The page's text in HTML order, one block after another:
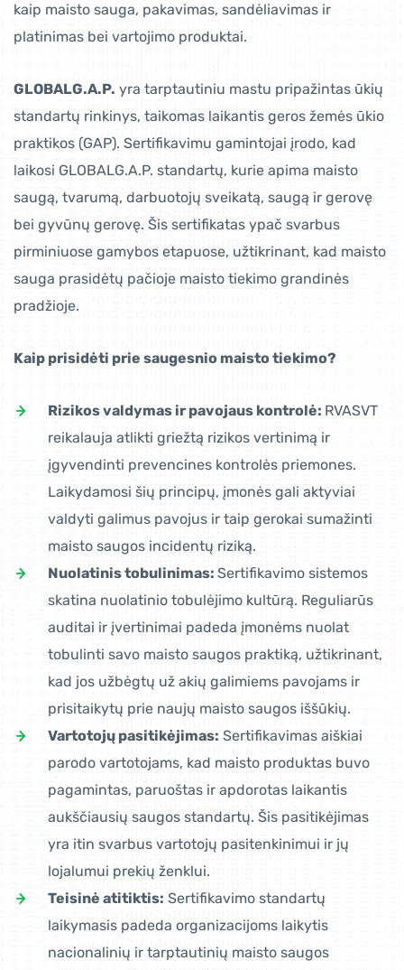
kaip maisto sauga, pakavimas, sandėliavimas ir
platinimas bei vartojimo produktai.
GLOBALG.A.P. yra tarptautiniu mastu pripažintas ūkių
standartų rinkinys, taikomas laikantis geros žemės ūkio
praktikos (GAP). Sertifikavimu gamintojai įrodo, kad
laikosi GLOBALG.A.P. standartų, kurie apima maisto
saugą, tvarumą, darbuotojų sveikatą, saugą ir gerovę
bei gyvūnų gerovę. Šis sertifikatas ypač svarbus
pirminiuose gamybos etapuose, užtikrinant, kad maisto
sauga prasidėtų pačioje maisto tiekimo grandinės
pradžioje.
Kaip prisidėti prie saugesnio maisto tiekimo?
Rizikos valdymas ir pavojaus kontrolė: RVASVT
reikalauja atlikti griežtą rizikos vertinimą ir
įgyvendinti prevencines kontrolės priemones.
Laikydamosi šių principų, įmonės gali aktyviai
valdyti galimus pavojus ir taip gerokai sumažinti
maisto saugos incidentų riziką.
Nuolatinis tobulinimas: Sertifikavimo sistemos
skatina nuolatinio tobulėjimo kultūrą. Reguliarūs
auditai ir įvertinimai padeda įmonėms nuolat
tobulinti savo maisto saugos praktiką, užtikrinant,
kad jos užbėgtų už akių galimiems pavojams ir
prisitaikytų prie naujų maisto saugos iššūkių.
Vartotojų pasitikėjimas: Sertifikavimas aiškiai
parodo vartotojams, kad maisto produktas buvo
pagamintas, paruoštas ir apdorotas laikantis
aukščiausių saugos standartų. Šis pasitikėjimas
yra itin svarbus vartotojų pasitenkinimui ir jų
lojalumui prekių ženklui.
Teisinė atitiktis: Sertifikavimo standartų
laikymasis padeda organizacijoms laikytis
nacionalinių ir tarptautinių maisto saugos